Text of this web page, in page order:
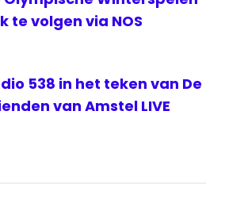
te volgen via NOS
538 in het teken van De
van Amstel LIVE